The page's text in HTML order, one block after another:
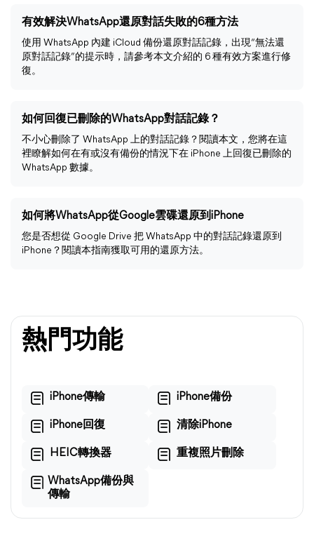
有效解決WhatsApp還原對話失敗的6種方法
使用 WhatsApp 內建 iCloud 備份還原對話記錄，出現“無法還
原對話記錄”的提示時，請參考本文介紹的 6 種有效方案進行修
復。
如何回復已刪除的WhatsApp對話記錄？
不小心刪除了 WhatsApp 上的對話記錄？閱讀本文，您將在這
裡瞭解如何在有或沒有備份的情況下在 iPhone 上回復已刪除的
WhatsApp 數據。
如何將WhatsApp從Google雲碟還原到iPhone
您是否想從 Google Drive 把 WhatsApp 中的對話記錄還原到
iPhone？閱讀本指南獲取可用的還原方法。
熱門功能
iPhone傳輸 iPhone備份
iPhone回復 清除iPhone
HEIC轉換器 重複照片刪除
WhatsApp備份與
傳輸